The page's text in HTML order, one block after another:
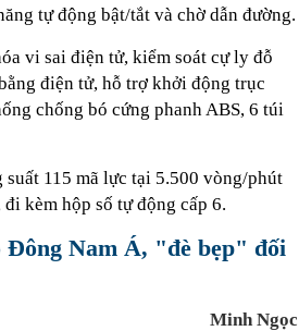
tự động bật/tắt và chờ dẫn đường.
vi sai điện tử, kiểm soát cự ly đỗ
điện tử, hỗ trợ khởi động trục
chống bó cứng phanh ABS, 6 túi
115 mã lực tại 5.500 vòng/phút
kèm hộp số tự động cấp 6.
Đông Nam Á, "đè bẹp" đối
Minh Ngọc